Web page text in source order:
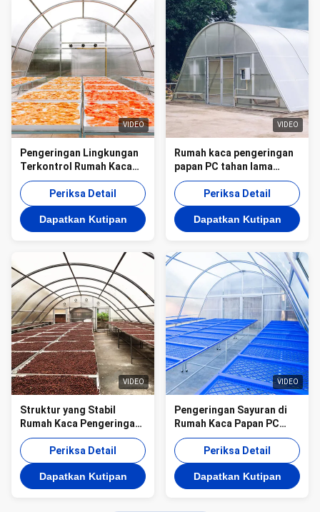
VIDEO
Pengeringan Lingkungan
Terkontrol Rumah Kaca
Dengan Papan PC Untuk
Pengeringan Rumput Dan
Buah
Periksa Detail
Dapatkan Kutipan
VIDEO
Rumah kaca pengeringan
papan PC tahan lama
dengan peralatan
ventilasi untuk sayuran
dan ramuan
Periksa Detail
Dapatkan Kutipan
VIDEO
Struktur yang Stabil
Rumah Kaca Pengeringan
Sayuran dan Rumput
dengan Teknologi
Ventilasi Lanjutan
Periksa Detail
Dapatkan Kutipan
VIDEO
Pengeringan Sayuran di
Rumah Kaca Papan PC
yang Stabil dan Dilindungi
UV dengan Ventilasi
Optimal
Periksa Detail
Dapatkan Kutipan